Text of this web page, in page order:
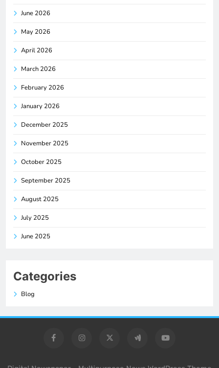
June 2026
May 2026
April 2026
March 2026
February 2026
January 2026
December 2025
November 2025
October 2025
September 2025
August 2025
July 2025
June 2025
Categories
Blog